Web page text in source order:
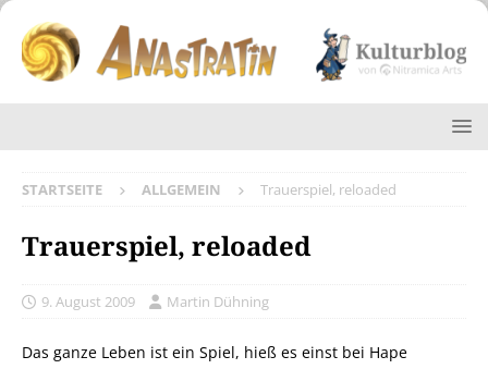
STARTSEITE ALLGEMEIN Trauerspiel, reloaded
Trauerspiel, reloaded
9. August 2009 Martin Dühning
Das ganze Leben ist ein Spiel, hieß es einst bei Hape